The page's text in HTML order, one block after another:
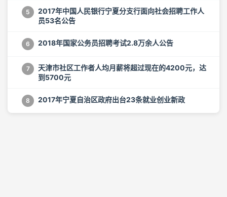
5
2017年中国人民银行宁夏分支行面向社会招聘工作人
员53名公告
6 2018年国家公务员招聘考试2.8万余人公告
7
天津市社区工作者人均月薪将超过现在的4200元，达
到5700元
8 2017年宁夏自治区政府出台23条就业创业新政